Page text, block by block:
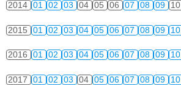
2014 01 02 03 04 05 06 07 08 09 10
2015 01 02 03 04 05 06 07 08 09 10
2016 01 02 03 04 05 06 07 08 09 10
2017 01 02 03 04 05 06 07 08 09 10